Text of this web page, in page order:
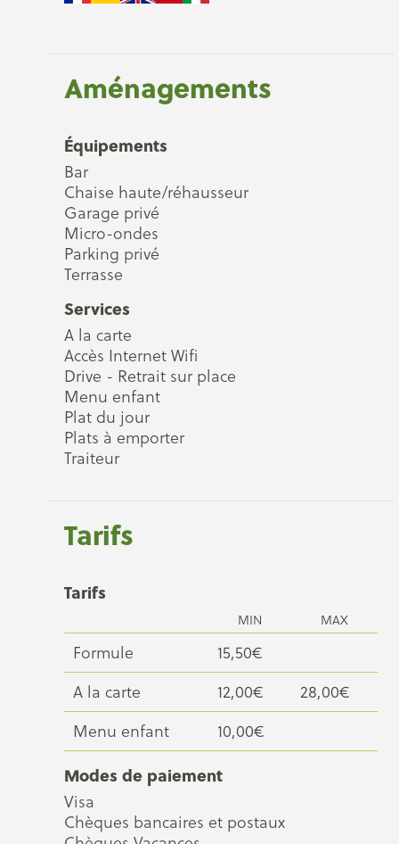
Aménagements
Équipements
Bar
Chaise haute/réhausseur
Garage privé
Micro-ondes
Parking privé
Terrasse
Services
A la carte
Accès Internet Wifi
Drive - Retrait sur place
Menu enfant
Plat du jour
Plats à emporter
Traiteur
Tarifs
Tarifs
MIN MAX
Formule
15,50€
A la carte
12,00€
28,00€
Menu enfant
10,00€
Modes de paiement
Visa
Chèques bancaires et postaux